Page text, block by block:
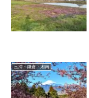
三浦・鎌倉・湘南